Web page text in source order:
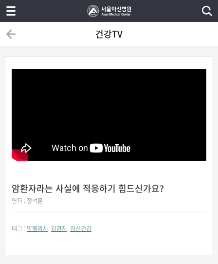
건강TV
암환자라는 사실에 적응하기 힘드신가요?
연자 : 정석훈
태그 : 암행의사, 암환자, 정신건강